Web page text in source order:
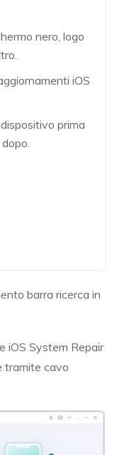
nero, logo
iOS
prima
barra ricerca in
iOS System Repair
tramite cavo